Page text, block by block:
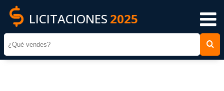
LICITACIONES 2025